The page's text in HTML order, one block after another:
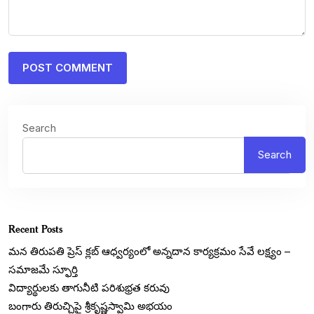
Search
Search
Recent Posts
మన తిరుపతి ప్రెస్ క్లబ్ ఆధ్వర్యంలో అన్నదాన కార్యక్రమం సేవే లక్ష్యం –
సమాజమే స్ఫూర్తి
విద్యార్థులకు తాగునీటి పరిశుభ్రత కరువు
బంగారు తిరుచ్చిపై శ్రీకృష్ణస్వామి అభయం